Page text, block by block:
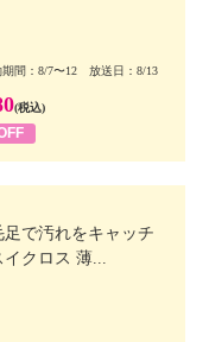
期間：8/7〜12 放送日：8/13
(税込)
足で汚れをキャッチ
クロス 薄...